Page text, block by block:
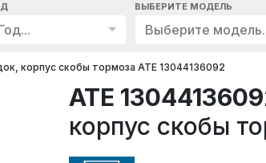
ВЫБЕРИТЕ МОДЕЛЬ
Выберите
корпус скобы тормоза ATE 13044136092
ATE
корпус скобы